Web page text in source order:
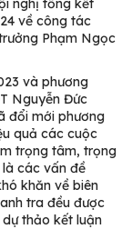
nghị tổng kết
về công tác
Phạm Ngọc
và phương
Nguyễn Đức
đổi mới phương
quả các cuộc
trọng tâm, trọng
các vấn đề
khăn về biên
tra đều được
thảo kết luận